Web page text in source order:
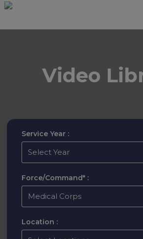
Video
Service Year :
Force/Command* :
Location :